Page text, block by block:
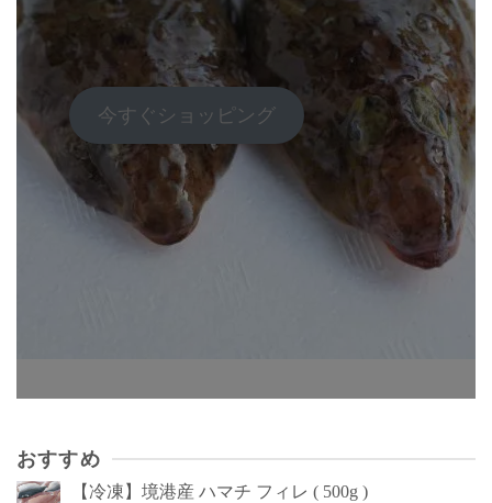
今すぐショッピング
おすすめ
【冷凍】境港産 ハマチ フィレ ( 500g )